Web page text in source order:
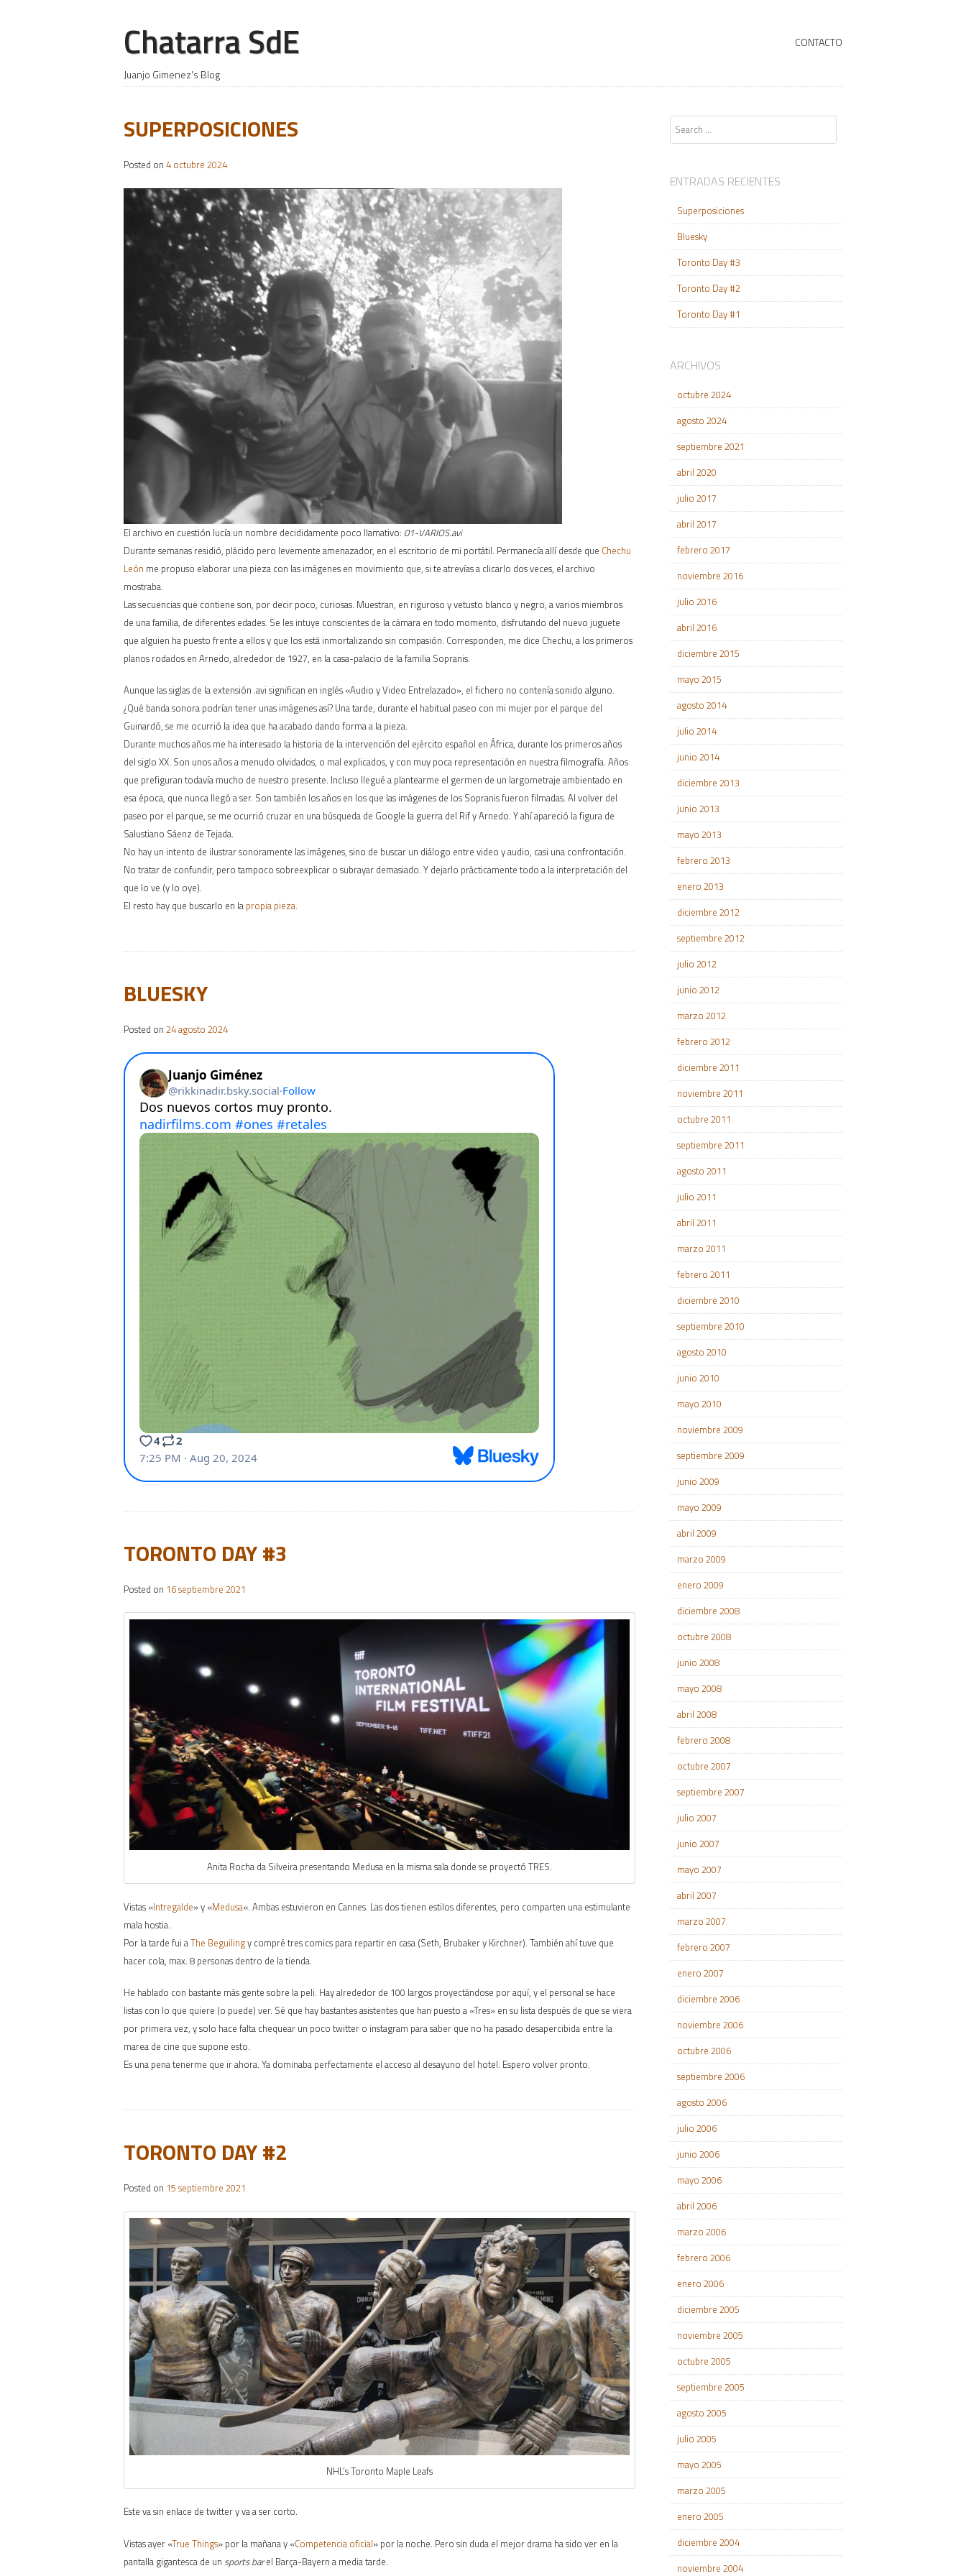
Chatarra SdE
Juanjo Gimenez's Blog
+
SKIP TO CONTENT
CONTACTO
SUPERPOSICIONES
Posted on 4 octubre 2024
El archivo en cuestión lucía un nombre decididamente poco llamativo: 01-VARIOS.avi
Durante semanas residió, plácido pero levemente amenazador, en el escritorio de mi portátil. Permanecía allí desde que Chechu
León me propuso elaborar una pieza con las imágenes en movimiento que, si te atrevías a clicarlo dos veces, el archivo
mostraba.
Las secuencias que contiene son, por decir poco, curiosas. Muestran, en riguroso y vetusto blanco y negro, a varios miembros
de una familia, de diferentes edades. Se les intuye conscientes de la cámara en todo momento, disfrutando del nuevo juguete
que alguien ha puesto frente a ellos y que los está inmortalizando sin compasión. Corresponden, me dice Chechu, a los primeros
planos rodados en Arnedo, alrededor de 1927, en la casa-palacio de la familia Sopranis.
Aunque las siglas de la extensión .avi significan en inglés «Audio y Video Entrelazado», el fichero no contenía sonido alguno.
¿Qué banda sonora podrían tener unas imágenes así? Una tarde, durante el habitual paseo con mi mujer por el parque del
Guinardó, se me ocurrió la idea que ha acabado dando forma a la pieza.
Durante muchos años me ha interesado la historia de la intervención del ejército español en África, durante los primeros años
del siglo XX. Son unos años a menudo olvidados, o mal explicados, y con muy poca representación en nuestra filmografía. Años
que prefiguran todavía mucho de nuestro presente. Incluso llegué a plantearme el germen de un largometraje ambientado en
esa época, que nunca llegó a ser. Son también los años en los que las imágenes de los Sopranis fueron filmadas. Al volver del
paseo por el parque, se me ocurrió cruzar en una búsqueda de Google la guerra del Rif y Arnedo. Y ahí apareció la figura de
Salustiano Sáenz de Tejada.
No hay un intento de ilustrar sonoramente las imágenes, sino de buscar un diálogo entre video y audio, casi una confrontación.
No tratar de confundir, pero tampoco sobreexplicar o subrayar demasiado. Y dejarlo prácticamente todo a la interpretación del
que lo ve (y lo oye).
El resto hay que buscarlo en la propia pieza.
BLUESKY
Posted on 24 agosto 2024
TORONTO DAY #3
Posted on 16 septiembre 2021
Anita Rocha da Silveira presentando Medusa en la misma sala donde se proyectó TRES.
Vistas «Intregalde» y «Medusa«. Ambas estuvieron en Cannes. Las dos tienen estilos diferentes, pero comparten una estimulante
mala hostia.
Por la tarde fui aThe Beguilingy compré tres comics para repartir en casa (Seth, Brubaker y Kirchner). También ahí tuve que
hacer cola, max. 8 personas dentro de la tienda.
He hablado con bastante más gente sobre la peli. Hay alrededor de 100 largos proyectándose por aquí, y el personal se hace
listas con lo que quiere (o puede) ver. Sé que hay bastantes asistentes que han puesto a «Tres» en su lista después de que se viera
por primera vez, y solo hace falta chequear un poco twitter o instagram para saber que no ha pasado desapercibida entre la
marea de cine que supone esto.
Es una pena tenerme que ir ahora. Ya dominaba perfectamente el acceso al desayuno del hotel. Espero volver pronto.
TORONTO DAY #2
Posted on 15 septiembre 2021
NHL’s Toronto Maple Leafs
Este va sin enlace de twitter y va a ser corto.
Vistas ayer «True Things» por la mañana y «Competencia oficial» por la noche. Pero sin duda el mejor drama ha sido ver en la
pantalla gigantesca de un sports barel Barça-Bayern a media tarde.
Search
ENTRADAS RECIENTES
Superposiciones
Bluesky
Toronto Day #3
Toronto Day #2
Toronto Day #1
ARCHIVOS
octubre 2024
agosto 2024
septiembre 2021
abril 2020
julio 2017
abril 2017
febrero 2017
noviembre 2016
julio 2016
abril 2016
diciembre 2015
mayo 2015
agosto 2014
julio 2014
junio 2014
diciembre 2013
junio 2013
mayo 2013
febrero 2013
enero 2013
diciembre 2012
septiembre 2012
julio 2012
junio 2012
marzo 2012
febrero 2012
diciembre 2011
noviembre 2011
octubre 2011
septiembre 2011
agosto 2011
julio 2011
abril 2011
marzo 2011
febrero 2011
diciembre 2010
septiembre 2010
agosto 2010
junio 2010
mayo 2010
noviembre 2009
septiembre 2009
junio 2009
mayo 2009
abril 2009
marzo 2009
enero 2009
diciembre 2008
octubre 2008
junio 2008
mayo 2008
abril 2008
febrero 2008
octubre 2007
septiembre 2007
julio 2007
junio 2007
mayo 2007
abril 2007
marzo 2007
febrero 2007
enero 2007
diciembre 2006
noviembre 2006
octubre 2006
septiembre 2006
agosto 2006
julio 2006
junio 2006
mayo 2006
abril 2006
marzo 2006
febrero 2006
enero 2006
diciembre 2005
noviembre 2005
octubre 2005
septiembre 2005
agosto 2005
julio 2005
mayo 2005
marzo 2005
enero 2005
diciembre 2004
noviembre 2004